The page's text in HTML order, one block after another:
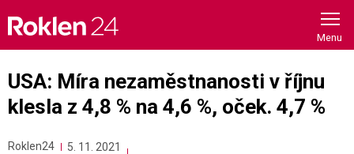
content
USA: Míra nezaměstnanosti v říjnu
klesla z 4,8 % na 4,6 %, oček. 4,7 %
Roklen24 5. 11. 2021